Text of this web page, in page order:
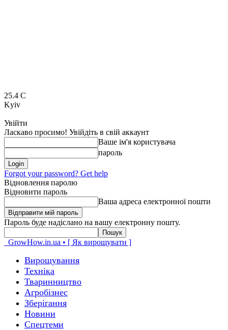
25.4 C
Kyiv
Увійти
Ласкаво просимо! Увійдіть в свій аккаунт
Ваше ім'я користувача
пароль
Forgot your password? Get help
Відновлення паролю
Відновити пароль
Ваша адреса електронної пошти
Пароль буде надіслано на вашу електронну пошту.
GrowHow.in.ua • [ Як вирощувати ]
Вирощування
Техніка
Тваринництво
Агробізнес
Зберігання
Новини
Спецтеми